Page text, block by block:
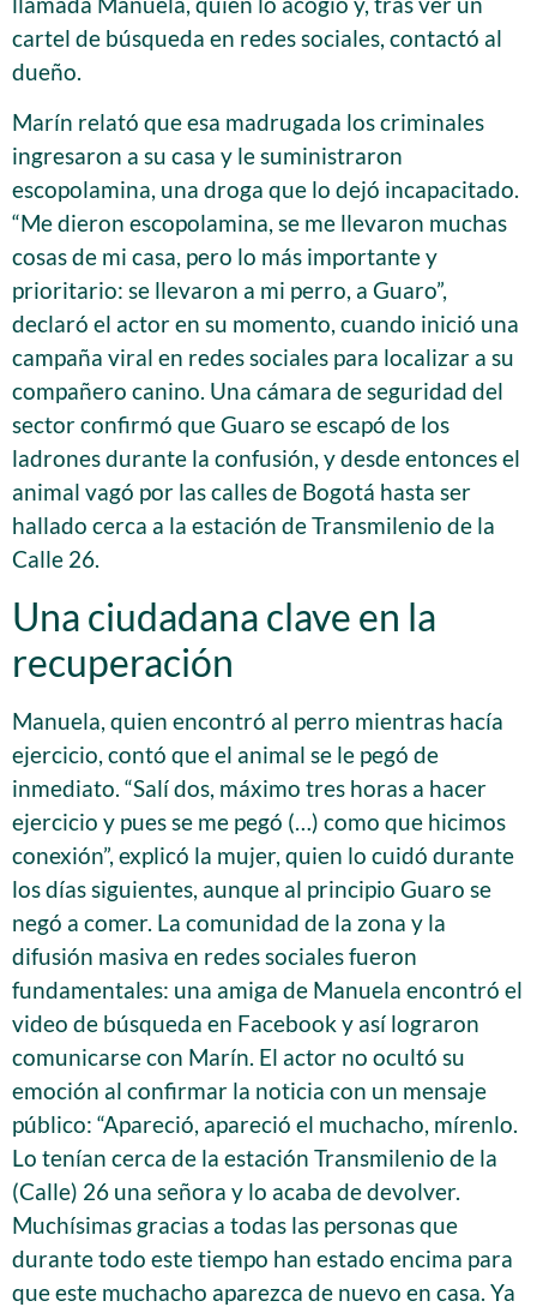
cartel de búsqueda en redes sociales, contactó al
dueño.
Marín relató que esa madrugada los criminales
ingresaron a su casa y le suministraron
escopolamina, una droga que lo dejó incapacitado.
“Me dieron escopolamina, se me llevaron muchas
cosas de mi casa, pero lo más importante y
prioritario: se llevaron a mi perro, a Guaro”,
declaró el actor en su momento, cuando inició una
campaña viral en redes sociales para localizar a su
compañero canino. Una cámara de seguridad del
sector confirmó que Guaro se escapó de los
ladrones durante la confusión, y desde entonces el
animal vagó por las calles de Bogotá hasta ser
hallado cerca a la estación de Transmilenio de la
Calle 26.
Una ciudadana clave en la
recuperación
Manuela, quien encontró al perro mientras hacía
ejercicio, contó que el animal se le pegó de
inmediato. “Salí dos, máximo tres horas a hacer
ejercicio y pues se me pegó (…) como que hicimos
conexión”, explicó la mujer, quien lo cuidó durante
los días siguientes, aunque al principio Guaro se
negó a comer. La comunidad de la zona y la
difusión masiva en redes sociales fueron
fundamentales: una amiga de Manuela encontró el
video de búsqueda en Facebook y así lograron
comunicarse con Marín. El actor no ocultó su
emoción al confirmar la noticia con un mensaje
público: “Apareció, apareció el muchacho, mírenlo.
Lo tenían cerca de la estación Transmilenio de la
(Calle) 26 una señora y lo acaba de devolver.
Muchísimas gracias a todas las personas que
durante todo este tiempo han estado encima para
que este muchacho aparezca de nuevo en casa. Ya